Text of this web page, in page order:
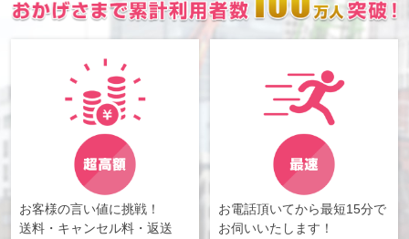
お客様の言い値に挑戦！
送料・キャンセル料・返送
お電話頂いてから最短15分で
お伺いいたします！